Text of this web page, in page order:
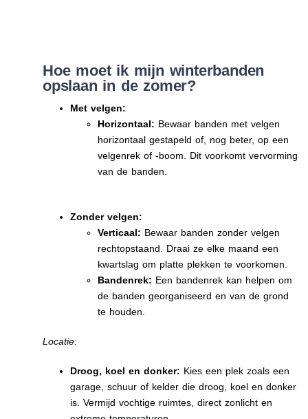
Hoe moet ik mijn winterbanden
opslaan in de zomer?
Met velgen:
Horizontaal: Bewaar banden met velgen
horizontaal gestapeld of, nog beter, op een
velgenrek of -boom. Dit voorkomt vervorming
van de banden.
Zonder velgen:
Verticaal: Bewaar banden zonder velgen
rechtopstaand. Draai ze elke maand een
kwartslag om platte plekken te voorkomen.
Bandenrek: Een bandenrek kan helpen om
de banden georganiseerd en van de grond
te houden.
Locatie:
Droog, koel en donker: Kies een plek zoals een
garage, schuur of kelder die droog, koel en donker
is. Vermijd vochtige ruimtes, direct zonlicht en